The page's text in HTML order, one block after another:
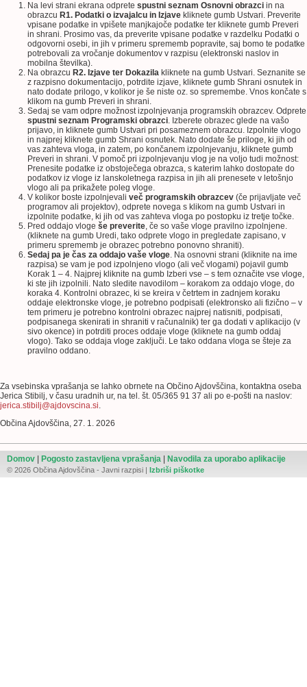
Na levi strani ekrana odprete spustni seznam Osnovni obrazci in na
obrazcu R1. Podatki o izvajalcu in Izjave kliknete gumb Ustvari. Preverite
vpisane podatke in vpišete manjkajoče podatke ter kliknete gumb Preveri
in shrani. Prosimo vas, da preverite vpisane podatke v razdelku Podatki o
odgovorni osebi, in jih v primeru sprememb popravite, saj bomo te podatke
potrebovali za vročanje dokumentov v razpisu (elektronski naslov in
mobilna številka).
Na obrazcu R2. Izjave ter Dokazila kliknete na gumb Ustvari. Seznanite se
z razpisno dokumentacijo, potrdite izjave, kliknete gumb Shrani osnutek in
nato dodate prilogo, v kolikor je še niste oz. so spremembe. Vnos končate s
klikom na gumb Preveri in shrani.
Sedaj se vam odpre možnost izpolnjevanja programskih obrazcev. Odprete
spustni seznam Programski obrazci. Izberete obrazec glede na vašo
prijavo, in kliknete gumb Ustvari pri posameznem obrazcu. Izpolnite vlogo
in najprej kliknete gumb Shrani osnutek. Nato dodate še priloge, ki jih od
vas zahteva vloga, in zatem, po končanem izpolnjevanju, kliknete gumb
Preveri in shrani. V pomoč pri izpolnjevanju vlog je na voljo tudi možnost:
Prenesite podatke iz obstoječega obrazca, s katerim lahko dostopate do
podatkov iz vloge iz lanskoletnega razpisa in jih ali prenesete v letošnjo
vlogo ali pa prikažete poleg vloge.
V kolikor boste izpolnjevali več programskih obrazcev (če prijavljate več
programov ali projektov), odprete novega s klikom na gumb Ustvari in
izpolnite podatke, ki jih od vas zahteva vloga po postopku iz tretje točke.
Pred oddajo vloge še preverite, če so vaše vloge pravilno izpolnjene.
(kliknete na gumb Uredi, tako odprete vlogo in pregledate zapisano, v
primeru sprememb je obrazec potrebno ponovno shraniti).
Sedaj pa je čas za oddajo vaše vloge. Na osnovni strani (kliknite na ime
razpisa) se vam je pod izpolnjeno vlogo (ali več vlogami) pojavil gumb
Korak 1 – 4. Najprej kliknite na gumb Izberi vse – s tem označite vse vloge,
ki ste jih izpolnili. Nato sledite navodilom – korakom za oddajo vloge, do
koraka 4. Kontrolni obrazec, ki se kreira v četrtem in zadnjem koraku
oddaje elektronske vloge, je potrebno podpisati (elektronsko ali fizično – v
tem primeru je potrebno kontrolni obrazec najprej natisniti, podpisati,
podpisanega skenirati in shraniti v računalnik) ter ga dodati v aplikacijo (v
sivo okence) in potrditi proces oddaje vloge (kliknete na gumb oddaj
vlogo). Tako se oddaja vloge zaključi. Le tako oddana vloga se šteje za
pravilno oddano.
Za vsebinska vprašanja se lahko obrnete na Občino Ajdovščina, kontaktna oseba
Jerica Stibilj, v času uradnih ur, na tel. št. 05/365 91 37 ali po e-pošti na naslov:
jerica.stibilj@ajdovscina.si.
Občina Ajdovščina, 27. 1. 2026
Domov Pogosto zastavljena vprašanja Navodila za uporabo aplikacije
© 2026 Občina Ajdovščina - Javni razpisi | Izbriši piškotke